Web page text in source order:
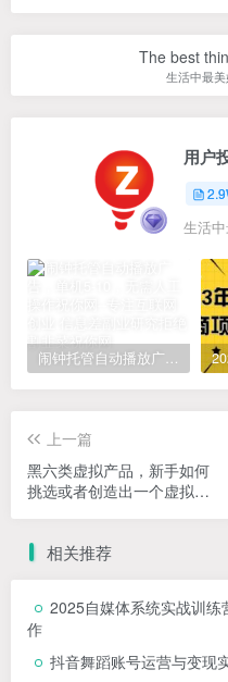
The best
生活中最
用户
生活
闹钟托管自动播放广告，单机5-10，无需人工操作
上一篇
黑六类虚拟产品，新手如何
挑选或者创造出一个虚拟产
相关推荐
2025自媒体系统实战训
作
抖音舞蹈账号运营与变现